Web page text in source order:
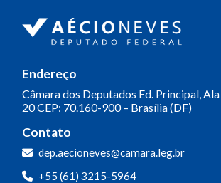
Endereço
Câmara dos Deputados Ed. Principal,
20CEP: 70.160-900 – Brasília (DF)
Contato
dep.aecioneves@camara.leg.br
+55 (61) 3215-5964